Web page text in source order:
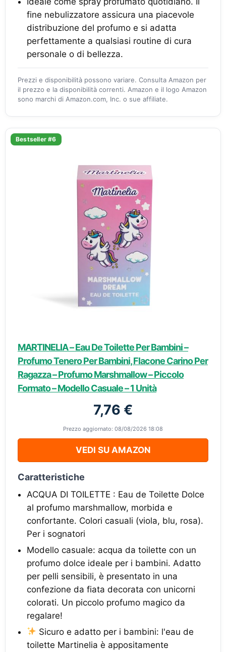
fine nebulizzatore assicura una piacevole
distribuzione del profumo e si adatta
perfettamente a qualsiasi routine di cura
personale o di bellezza.
Prezzi e disponibilità possono variare. Consulta Amazon per
il prezzo e la disponibilità correnti. Amazon e il logo Amazon
sono marchi di Amazon.com, Inc. o sue affiliate.
Bestseller #6
MARTINELIA – Eau De Toilette Per Bambini –
Profumo Tenero Per Bambini, Flacone Carino Per
Ragazza – Profumo Marshmallow – Piccolo
Formato – Modello Casuale – 1 Unità
7,76 €
Prezzo aggiornato: 08/08/2026 18:08
VEDI SU AMAZON
Caratteristiche
ACQUA DI TOILETTE : Eau de Toilette Dolce
al profumo marshmallow, morbida e
confortante. Colori casuali (viola, blu, rosa).
Per i sognatori
Modello casuale: acqua da toilette con un
profumo dolce ideale per i bambini. Adatto
per pelli sensibili, è presentato in una
confezione da fiata decorata con unicorni
colorati. Un piccolo profumo magico da
regalare!
Sicuro e adatto per i bambini: l'eau de
toilette Martinelia è appositamente